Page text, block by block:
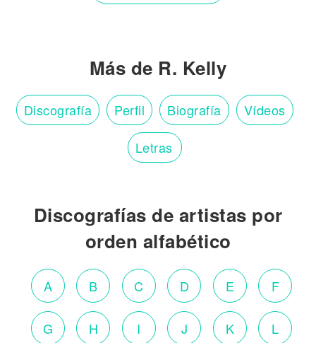
Más de R. Kelly
Discografía Perfil Biografía Vídeos
Letras
Discografías de artistas por
orden alfabético
A B C D E F
G H I J K L